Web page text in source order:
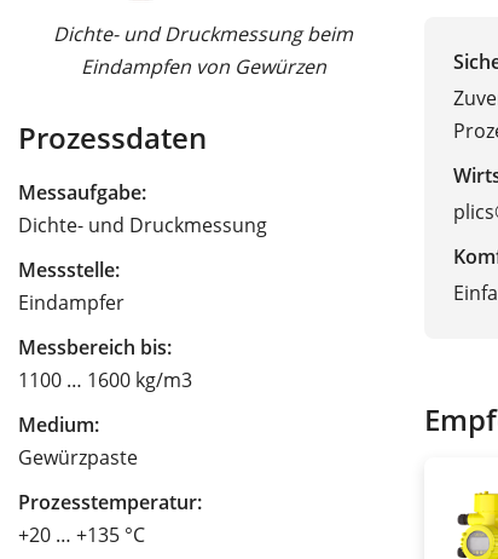
Dichte- und Druckmessung beim
Eindampfen von Gewürzen
Prozessdaten
Messaufgabe:
Dichte- und Druckmessung
Messstelle:
Eindampfer
Messbereich bis:
1100 … 1600 kg/m3
Medium:
Gewürzpaste
Prozesstemperatur:
+20 … +135 °C